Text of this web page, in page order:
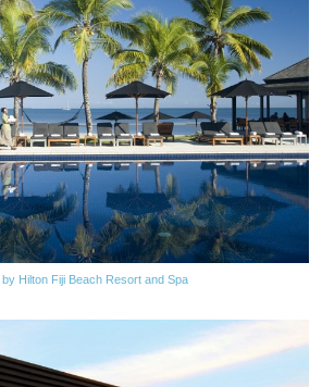
Hilton Fiji Beach Resort and Spa